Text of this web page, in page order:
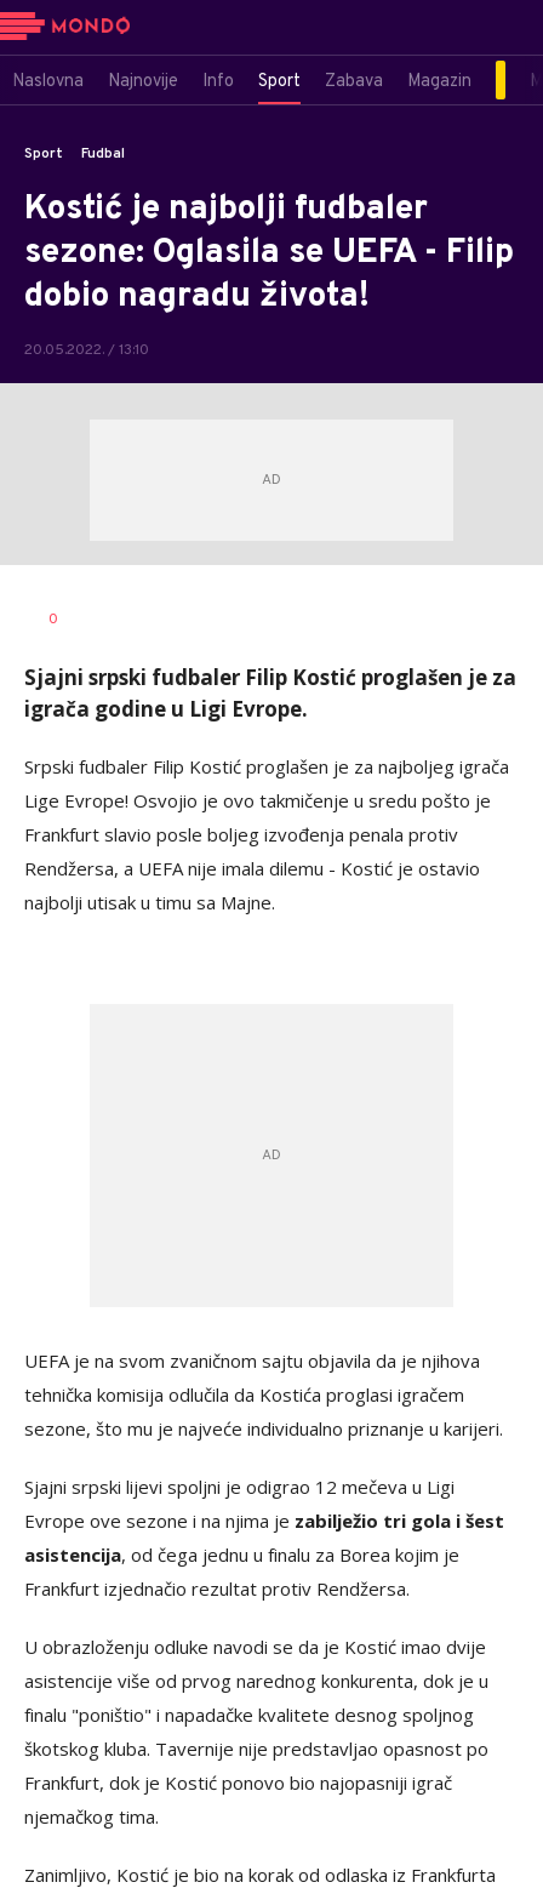
Naslovna Najnovije Info Sport Zabava Magazin
Sport Fudbal
Kostić je najbolji fudbaler
sezone: Oglasila se UEFA - Filip
dobio nagradu života!
20.05.2022. / 13:10
AUTOR
0
Sjajni srpski fudbaler Filip Kostić proglašen je za
igrača godine u Ligi Evrope.
Srpski fudbaler Filip Kostić proglašen je za najboljeg igrača
Lige Evrope! Osvojio je ovo takmičenje u sredu pošto je
Frankfurt slavio posle boljeg izvođenja penala protiv
Rendžersa, a UEFA nije imala dilemu - Kostić je ostavio
najbolji utisak u timu sa Majne.
UEFA je na svom zvaničnom sajtu objavila da je njihova
tehnička komisija odlučila da Kostića proglasi igračem
sezone, što mu je najveće individualno priznanje u karijeri.
Sjajni srpski lijevi spoljni je odigrao 12 mečeva u Ligi
Evrope ove sezone i na njima je zabilježio tri gola i šest
asistencija, od čega jednu u finalu za Borea kojim je
Frankfurt izjednačio rezultat protiv Rendžersa.
U obrazloženju odluke navodi se da je Kostić imao dvije
asistencije više od prvog narednog konkurenta, dok je u
finalu "poništio" i napadačke kvalitete desnog spoljnog
škotskog kluba. Tavernije nije predstavljao opasnost po
Frankfurt, dok je Kostić ponovo bio najopasniji igrač
njemačkog tima.
Zanimljivo, Kostić je bio na korak od odlaska iz Frankfurta